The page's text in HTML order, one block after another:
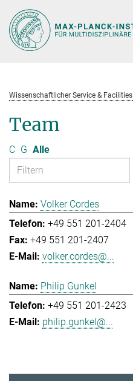
Hauptinhalt
Wissenschaftlicher Service & Facilities
Team
C G Alle
Volker Cordes
+49 551 201-2404
+49 551 201-2407
volker.cordes@...
Philip Gunkel
+49 551 201-2423
philip.gunkel@...